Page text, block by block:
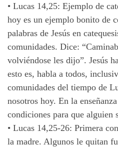
• Lucas 14,25: Ejemplo de
hoy es un ejemplo bonito de
palabras de Jesús en
comunidades. Dice:
volviéndose les dijo”. Jesús
esto es, habla a todos,
comunidades del tiempo de
nosotros hoy. En la
condiciones para que alguien
• Lucas 14,25-26: Primera
la madre. Algunos le quitan